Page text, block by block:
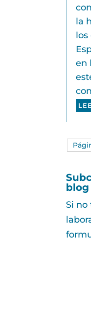
la
los
en
blog
Si